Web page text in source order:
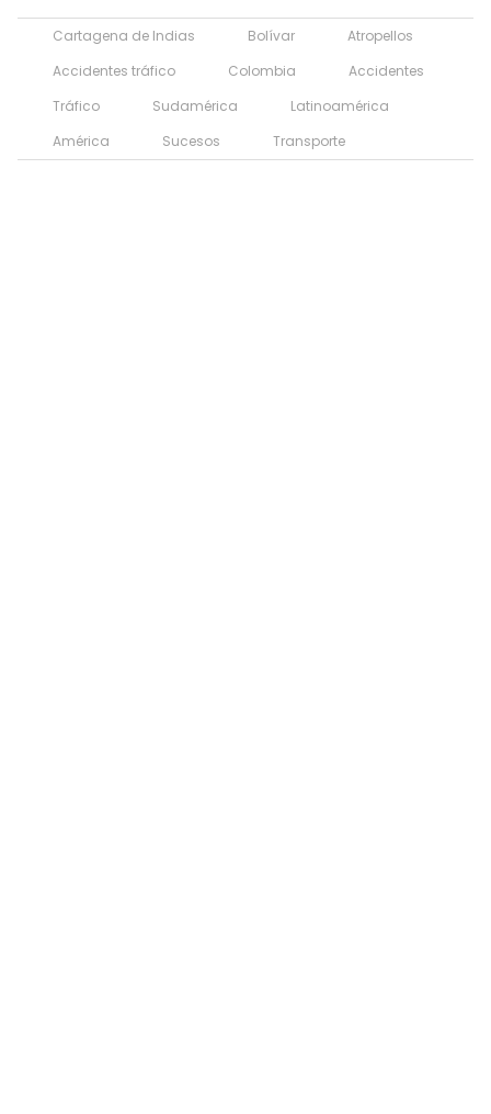
Cartagena de Indias Bolívar
Atropellos
Accidentes tráfico
Colombia
Accidentes
Tráfico
Sudamérica
Latinoamérica
América
Sucesos Transporte